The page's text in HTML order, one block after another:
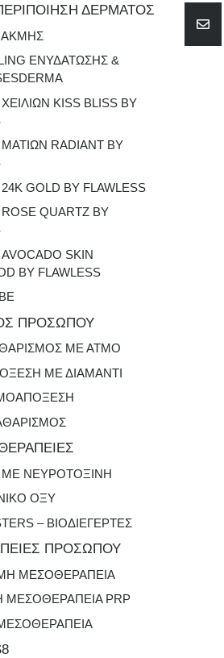
ΔΕΡΜΑΤΟΣ
ΑΚΜΗΣ
ΕΝΥΔΑΤΩΣΗΣ &
KISS BLISS BY
RADIANT BY
GOLD BY FLAWLESS
QUARTZ ΒΥ
SKIN
BY FLAWLESS
ΠΡΟΣΩΠΟΥ
ΜΕ ΑΤΜΟ
ΜΕ ΔΙΑΜΑΝΤΙ
ΜΕ ΝΕΥΡΟΤΟΞΙΝΗ
ΟΞΥ
– ΒΙΟΔΙΕΓΕΡΤΕΣ
ΠΡΟΣΩΠΟΥ
ΜΕΣΟΘΕΡΑΠΕΙΑ
ΜΕΣΟΘΕΡΑΠΕΙΑ PRP